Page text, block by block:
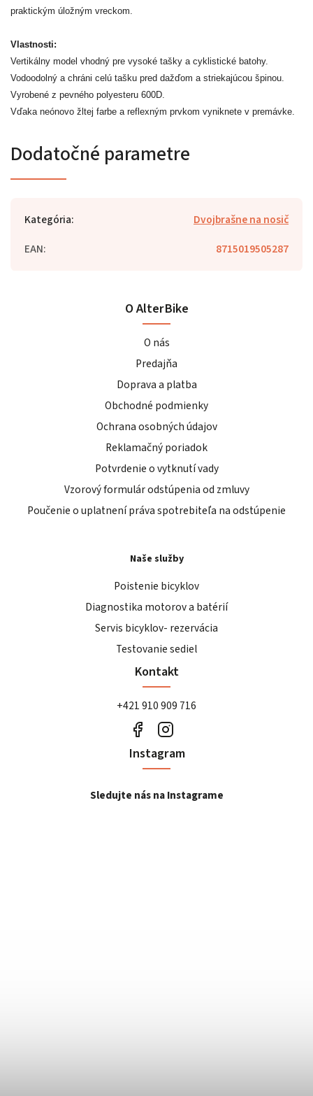
praktickým úložným vreckom.
Vlastnosti:
Vertikálny model vhodný pre vysoké tašky a cyklistické batohy.
Vodoodolný a chráni celú tašku pred dažďom a striekajúcou špinou.
Vyrobené z pevného polyesteru 600D.
Vďaka neónovo žltej farbe a reflexným prvkom vyniknete v premávke.
Dodatočné parametre
Kategória:
Dvojbrašne na nosič
EAN: 8715019505287
O AlterBike
O nás
Predajňa
Doprava a platba
Obchodné podmienky
Ochrana osobných údajov
Reklamačný poriadok
Potvrdenie o vytknutí vady
Vzorový formulár odstúpenia od zmluvy
Poučenie o uplatnení práva spotrebiteľa na odstúpenie
Naše služby
Poistenie bicyklov
Diagnostika motorov a batérií
Servis bicyklov- rezervácia
Testovanie sediel
Kontakt
+421 910 909 716
Instagram
Sledujte nás na Instagrame